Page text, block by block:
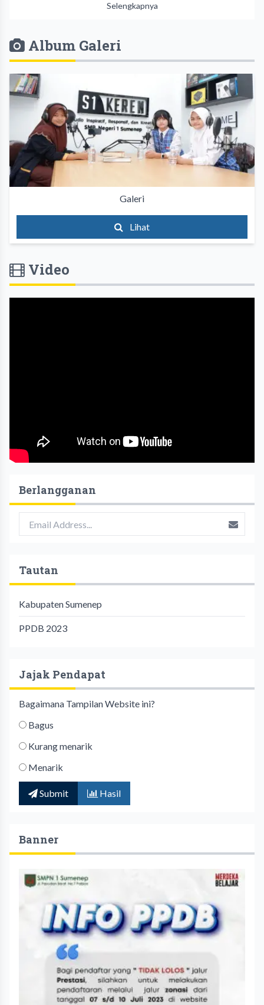
Selengkapnya
Album Galeri
Galeri
Lihat
Video
Berlangganan
Tautan
Kabupaten Sumenep
PPDB 2023
Jajak Pendapat
Bagaimana Tampilan Website ini?
Bagus
Kurang menarik
Menarik
Submit Hasil
Banner